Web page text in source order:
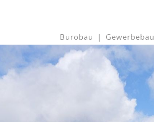
Gewerbebau
Bürobau